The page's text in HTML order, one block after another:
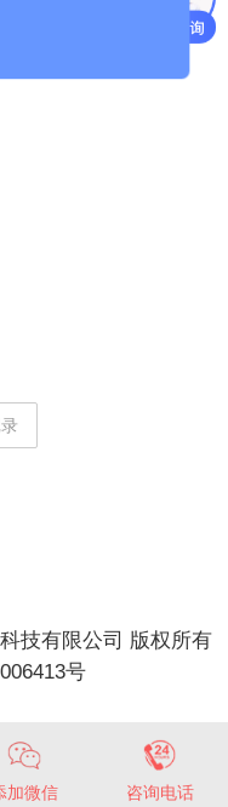
威视防电动车进入电梯
技有限公司 版权所有
号
加微信 咨询电话